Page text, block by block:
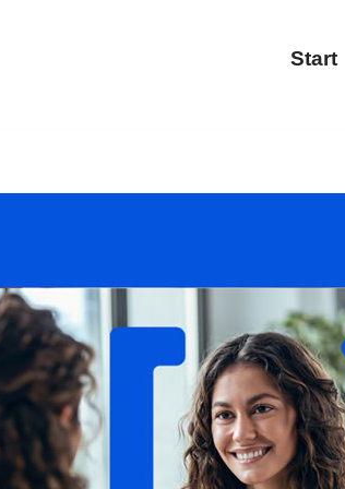
Start
Wir machen den Unterschied ✉.